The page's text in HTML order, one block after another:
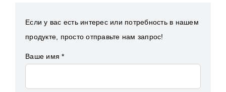
Если у вас есть интерес или потребность в нашем
продукте, просто отправьте нам запрос!
Ваше имя *